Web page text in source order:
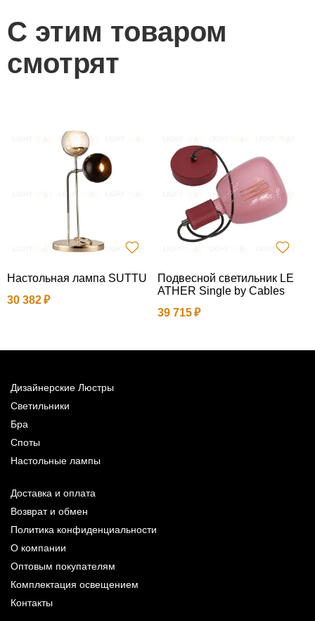
С этим товаром
смотрят
Настольная лампа SUTTU
30 382
Подвесной светильник LE
ATHER Single by Cables
39 715
Дизайнерские Люстры
Светильники
Бра
Споты
Настольные лампы
Доставка и оплата
Возврат и обмен
Политика конфиденциальности
О компании
Оптовым покупателям
Комплектация освещением
Контакты